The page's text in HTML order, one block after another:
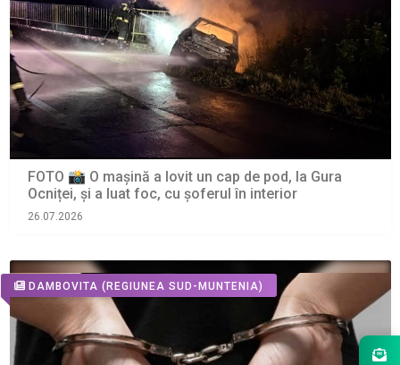
FOTO 📸 O mașină a lovit un cap de pod, la Gura
Ocniței, și a luat foc, cu șoferul în interior
26.07.2026
DAMBOVITA (REGIUNEA SUD-MUNTENIA)